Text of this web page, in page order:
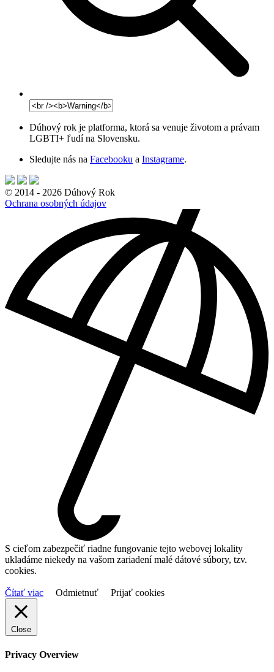
Dúhový rok je platforma, ktorá sa venuje životom a právam
LGBTI+ ľudí na Slovensku.
Sledujte nás na Facebooku a Instagrame.
© 2014 - 2026 Dúhový Rok
Ochrana osobných údajov
S cieľom zabezpečiť riadne fungovanie tejto webovej lokality
ukladáme niekedy na vašom zariadení malé dátové súbory, tzv.
cookies.
Čítať viac Odmietnuť Prijať cookies
Close
Privacy Overview